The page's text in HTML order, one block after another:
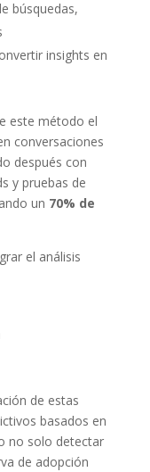
búsquedas,
insights en
este método el
conversaciones
después con
y pruebas de
un 70% de
el análisis
de estas
basados en
no solo detectar
de adopción